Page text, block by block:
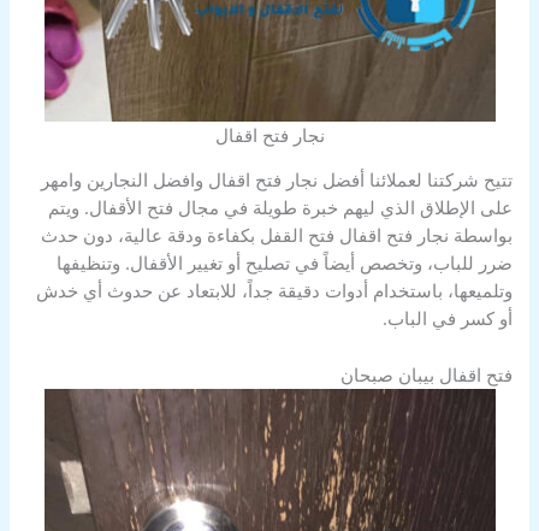
نجار فتح اقفال
تتيح شركتنا لعملائنا أفضل نجار فتح اقفال وافضل النجارين وامهر
على الإطلاق الذي ليهم خبرة طويلة في مجال فتح الأقفال. ويتم
بواسطة نجار فتح اقفال فتح القفل بكفاءة ودقة عالية، دون حدث
ضرر للباب، وتخصص أيضاً في تصليح أو تغيير الأقفال. وتنظيفها
وتلميعها، باستخدام أدوات دقيقة جداً، للابتعاد عن حدوث أي خدش
أو كسر في الباب.
فتح اقفال بيبان صبحان